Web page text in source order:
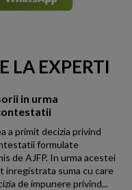
LA EXPERTI
in urma
a primit decizia privind
formulate
de AJFP. In urma acestei
inregistrata suma cu care
de impunere privind...